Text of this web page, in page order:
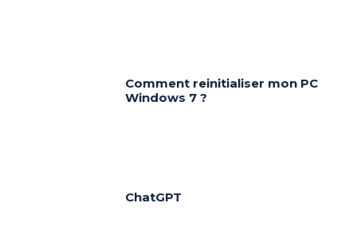
Comment reinitialiser mon PC
Windows 7 ?
ChatGPT